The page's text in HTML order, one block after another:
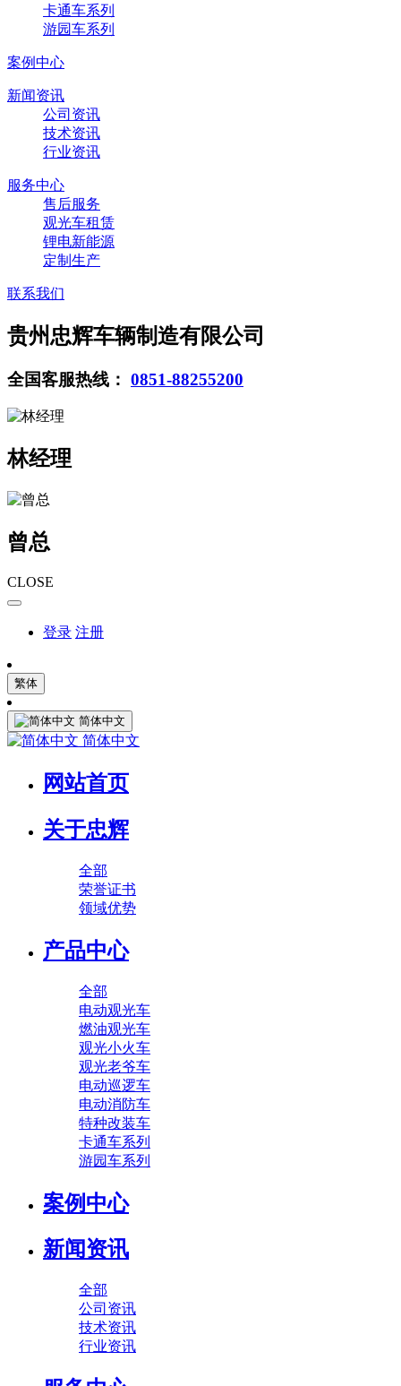
卡通车系列
游园车系列
案例中心
新闻资讯
公司资讯
技术资讯
行业资讯
服务中心
售后服务
观光车租赁
锂电新能源
定制生产
联系我们
贵州忠辉车辆制造有限公司
全国客服热线： 0851-88255200
林经理
曾总
CLOSE
登录 注册
繁体
简体中文
简体中文
网站首页
关于忠辉
全部
荣誉证书
领域优势
产品中心
全部
电动观光车
燃油观光车
观光小火车
观光老爷车
电动巡逻车
电动消防车
特种改装车
卡通车系列
游园车系列
案例中心
新闻资讯
全部
公司资讯
技术资讯
行业资讯